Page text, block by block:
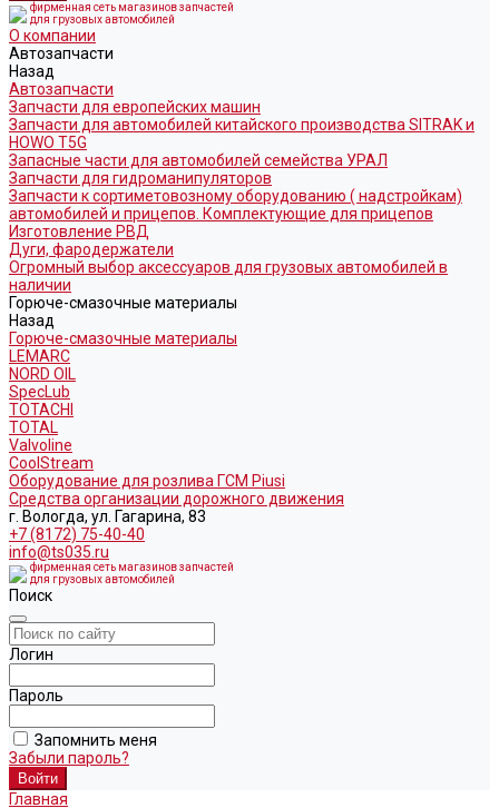
фирменная сеть магазинов запчастей
для грузовых автомобилей
О компании
Автозапчасти
Назад
Автозапчасти
Запчасти для европейских машин
Запчасти для автомобилей китайского производства SITRAK и
HOWO T5G
Запасные части для автомобилей семейства УРАЛ
Запчасти для гидроманипуляторов
Запчасти к сортиметовозному оборудованию ( надстройкам)
автомобилей и прицепов. Комплектующие для прицепов
Изготовление РВД
Дуги, фародержатели
Огромный выбор аксессуаров для грузовых автомобилей в
наличии
Горюче-смазочные материалы
Назад
Горюче-смазочные материалы
LEMARC
NORD OIL
SpecLub
TOTACHI
TOTAL
Valvoline
CoolStream
Оборудование для розлива ГСМ Piusi
Средства организации дорожного движения
г. Вологда, ул. Гагарина, 83
+7 (8172) 75-40-40
info@ts035.ru
фирменная сеть магазинов запчастей
для грузовых автомобилей
Поиск
Логин
Пароль
Запомнить меня
Забыли пароль?
Главная